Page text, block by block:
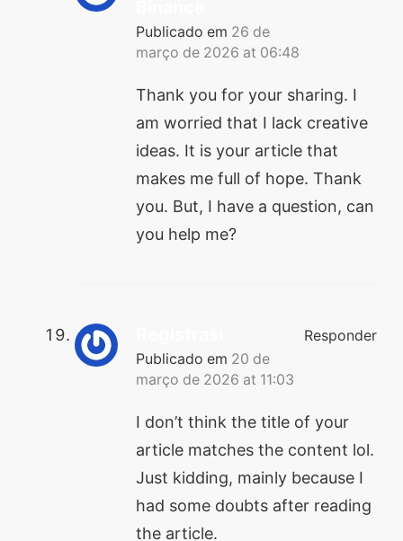
Publicado em 26 de
março de 2026 at 06:48
Thank you for your sharing. I
am worried that I lack creative
ideas. It is your article that
makes me full of hope. Thank
you. But, I have a question, can
you help me?
Publicado em 20 de
março de 2026 at 11:03
Responder
I don’t think the title of your
article matches the content lol.
Just kidding, mainly because I
had some doubts after reading
the article.